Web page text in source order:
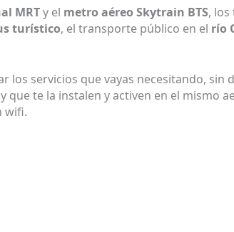
MRTy el metro aéreo Skytrain BTS, los
turístico, el transporte público en el río
los servicios que vayas necesitando, sin
que te la instalen y activen en el mismo
wifi.